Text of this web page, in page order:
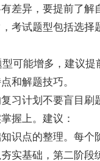
差异，要提前了解
考试题型包括选择
可能增多，建议提
和解题技巧。
习计划不要盲目刷
握上。建议：
识点的整理。每个
实基础，第二阶段